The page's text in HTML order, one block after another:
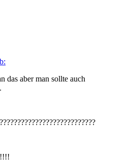
das aber man sollte auch